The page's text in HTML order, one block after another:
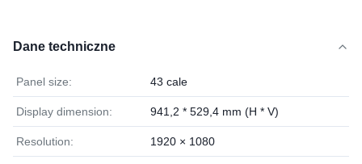
Dane techniczne
Panel size: 43 cale
Display dimension: 941,2 * 529,4 mm (H * V)
Resolution: 1920 × 1080